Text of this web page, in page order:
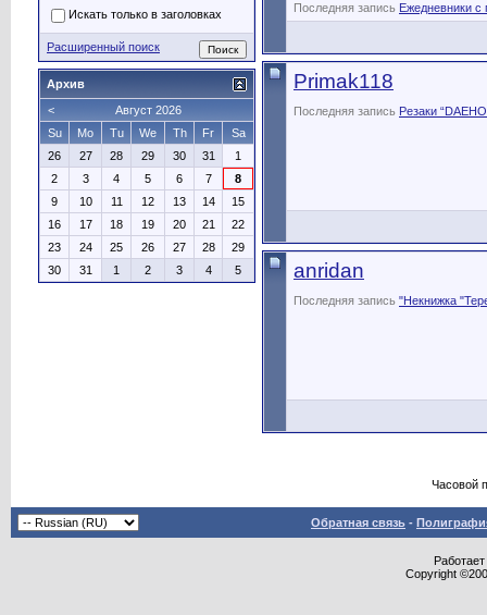
Последняя запись Ежедневники с
Primak118
Последняя запись Резаки
anridan
Последняя запись "Некнижка
Искать только в заголовках
Расширенный поиск
Архив
<
Август 2026
Su
Mo Tu We Th Fr
Sa
26
27 28 29 30 31
1
2
3 4 5 6 7
8
9
10 11 12 13 14
15
16
17 18 19 20 21
22
23
24 25 26 27 28
29
30
31 1 2 3 4 5
Часовой
Обратная связь -
Copyright